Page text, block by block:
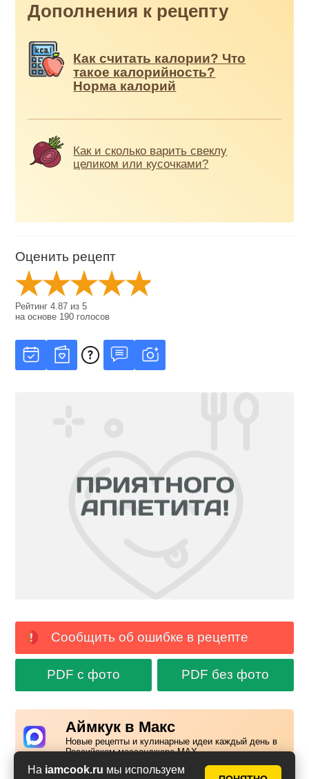
На iamcook.ru мы используем
Дополнения к рецепту
Как считать калории? Что
такое калорийность?
Норма калорий
Как и сколько варить свеклу
целиком или кусочками?
Оценить рецепт
Рейтинг4.87 из5
на основе 190 голосов
Сообщить об ошибке в рецепте
PDF с фото PDF без фото
Аймкук в Макс
Новые рецепты и кулинарные идеи каждый день в
Российском мессенджере MAX